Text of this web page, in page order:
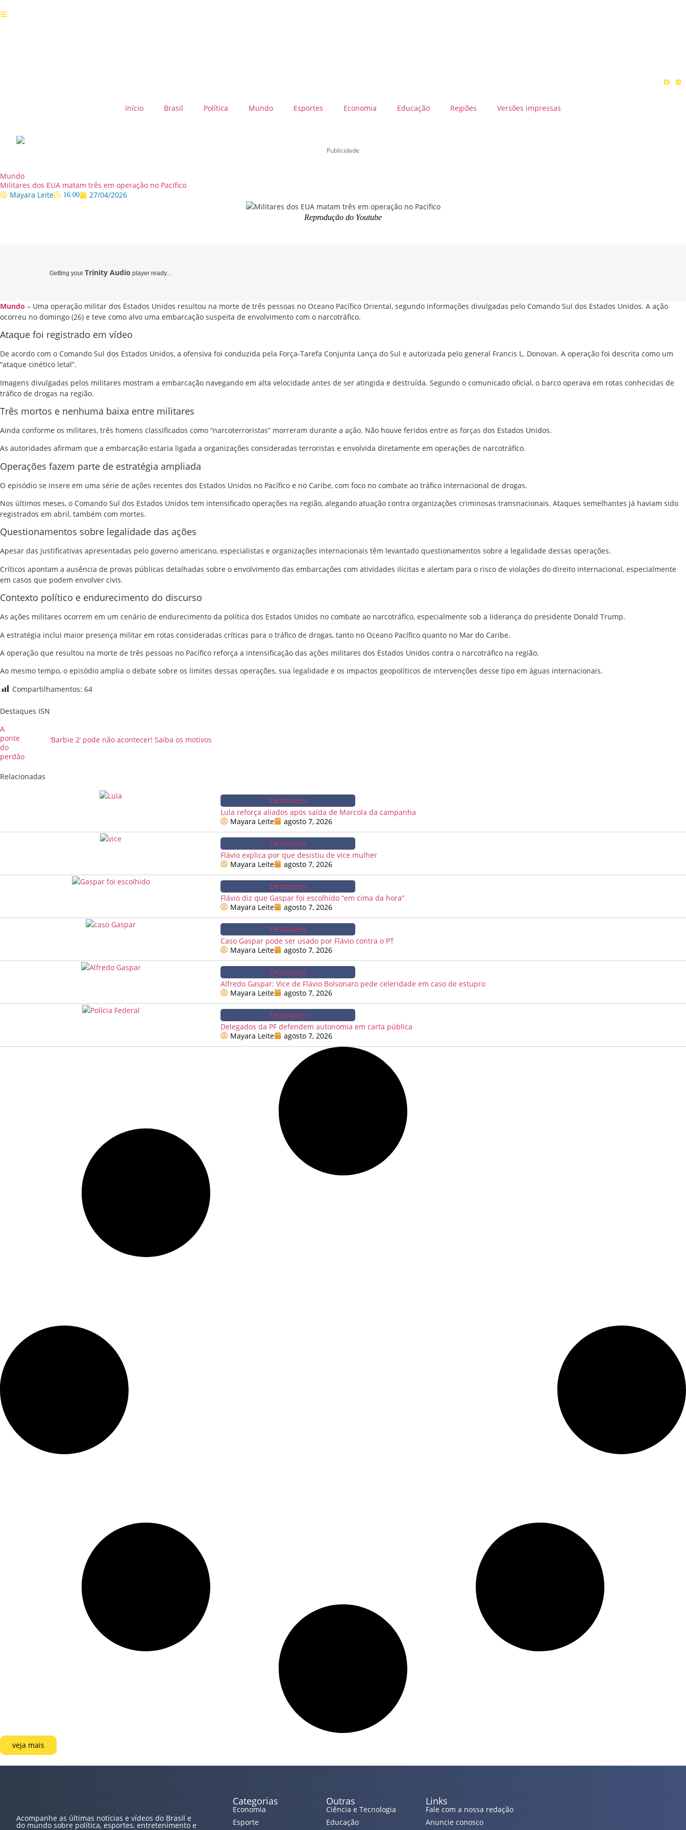
Início Brasil Política Mundo Esportes Economia Educação Regiões Versões impressas
Publicidade
Mundo
Militares dos EUA matam três em operação no Pacífico
Mayara Leite
16:00 27/04/2026
Reprodução do Youtube
Getting your Trinity Audio player ready...
Mundo – Uma operação militar dos Estados Unidos resultou na morte de três pessoas no Oceano Pacífico Oriental, segundo informações divulgadas pelo Comando Sul dos Estados Unidos. A ação
ocorreu no domingo (26) e teve como alvo uma embarcação suspeita de envolvimento com o narcotráfico.
Ataque foi registrado em vídeo
De acordo com o Comando Sul dos Estados Unidos, a ofensiva foi conduzida pela Força-Tarefa Conjunta Lança do Sul e autorizada pelo general Francis L. Donovan. A operação foi descrita como um
“ataque cinético letal”.
Imagens divulgadas pelos militares mostram a embarcação navegando em alta velocidade antes de ser atingida e destruída. Segundo o comunicado oficial, o barco operava em rotas conhecidas de
tráfico de drogas na região.
Três mortos e nenhuma baixa entre militares
Ainda conforme os militares, três homens classificados como “narcoterroristas” morreram durante a ação. Não houve feridos entre as forças dos Estados Unidos.
As autoridades afirmam que a embarcação estaria ligada a organizações consideradas terroristas e envolvida diretamente em operações de narcotráfico.
Operações fazem parte de estratégia ampliada
O episódio se insere em uma série de ações recentes dos Estados Unidos no Pacífico e no Caribe, com foco no combate ao tráfico internacional de drogas.
Nos últimos meses, o Comando Sul dos Estados Unidos tem intensificado operações na região, alegando atuação contra organizações criminosas transnacionais. Ataques semelhantes já haviam sido
registrados em abril, também com mortes.
Questionamentos sobre legalidade das ações
Apesar das justificativas apresentadas pelo governo americano, especialistas e organizações internacionais têm levantado questionamentos sobre a legalidade dessas operações.
Críticos apontam a ausência de provas públicas detalhadas sobre o envolvimento das embarcações com atividades ilícitas e alertam para o risco de violações do direito internacional, especialmente
em casos que podem envolver civis.
Contexto político e endurecimento do discurso
As ações militares ocorrem em um cenário de endurecimento da política dos Estados Unidos no combate ao narcotráfico, especialmente sob a liderança do presidente Donald Trump.
A estratégia inclui maior presença militar em rotas consideradas críticas para o tráfico de drogas, tanto no Oceano Pacífico quanto no Mar do Caribe.
A operação que resultou na morte de três pessoas no Pacífico reforça a intensificação das ações militares dos Estados Unidos contra o narcotráfico na região.
Ao mesmo tempo, o episódio amplia o debate sobre os limites dessas operações, sua legalidade e os impactos geopolíticos de intervenções desse tipo em águas internacionais.
Compartilhamentos: 64
Destaques ISN
A
ponte
do
perdão
‘Barbie 2’ pode não acontecer! Saiba os motivos
Relacionadas
Destaques
Lula reforça aliados após saída de Marcola da campanha
Mayara Leite
agosto 7, 2026
Destaques
Flávio explica por que desistiu de vice mulher
Mayara Leite
agosto 7, 2026
Destaques
Flávio diz que Gaspar foi escolhido “em cima da hora”
Mayara Leite
agosto 7, 2026
Destaques
Caso Gaspar pode ser usado por Flávio contra o PT
Mayara Leite
agosto 7, 2026
Destaques
Alfredo Gaspar: Vice de Flávio Bolsonaro pede celeridade em caso de estupro
Mayara Leite
agosto 7, 2026
Destaques
Delegados da PF defendem autonomia em carta pública
Mayara Leite
agosto 7, 2026
veja mais
Acompanhe as últimas notícias e vídeos do Brasil e
do mundo sobre política, esportes, entretenimento e
Categorias
Economia
Esporte
Outras
Ciência e Tecnologia
Educação
Links
Fale com a nossa redação
Anuncie conosco